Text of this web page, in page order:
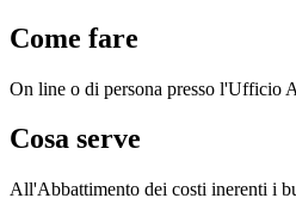
Come fare
On line o di persona presso l'Ufficio
Cosa serve
All'Abbattimento dei costi inerenti i